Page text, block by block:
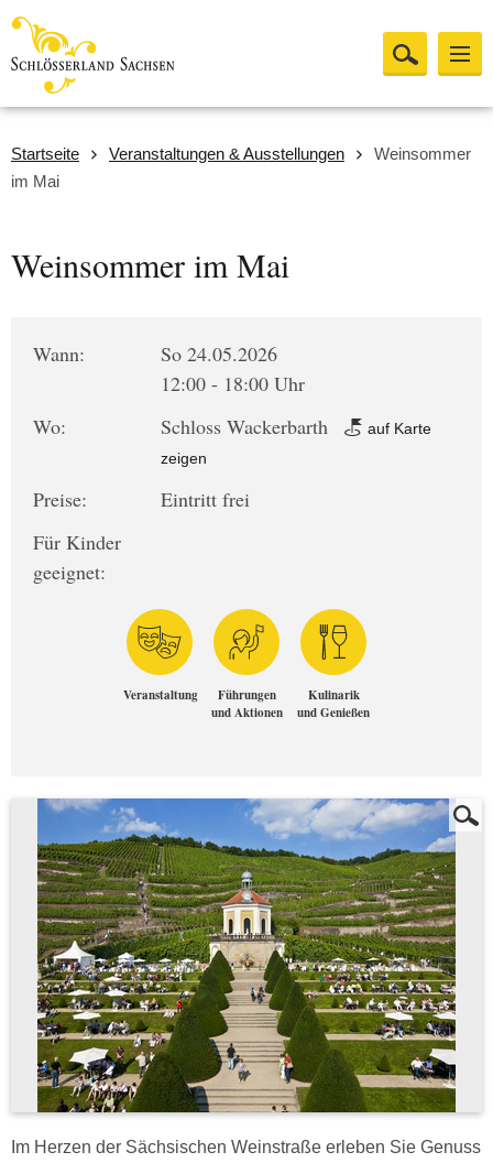
Startseite Veranstaltungen & Ausstellungen
Weinsommer
im Mai
Weinsommer im Mai
Wann:
So 24.05.2026
12:00 - 18:00 Uhr
Wo:
Schloss Wackerbarth
auf Karte
zeigen
Preise:
Eintritt frei
Für Kinder
geeignet:
Veranstaltung
Führungen
und Aktionen
Kulinarik
und Genießen
Im Herzen der Sächsischen Weinstraße erleben Sie Genuss